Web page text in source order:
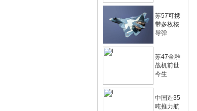
苏57可携
带多枚核
导弹
苏47金雕
战机前世
今生
中国造35
吨推力航